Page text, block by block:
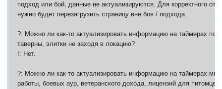
подход или бой, данные не актуализируются. Для корректного
нужно будет перезагрузить страницу вне боя / подхода.
?: Можно ли как-то актуализировать информацию на таймерах
таверны, элитки не заходя в локацию?
!: Нет.
?: Можно ли как-то актуализировать информацию на таймерах
работы, боевых аур, ветеранского дохода, лицензий для питомцев